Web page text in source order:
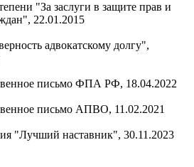
"За заслуги в защите прав и
22.01.2015
адвокатскому долгу",
письмо ФПА РФ, 18.04.2022
письмо АПВО, 11.02.2021
"Лучший наставник", 30.11.2023